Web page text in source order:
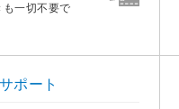
も一切不要で
ポート